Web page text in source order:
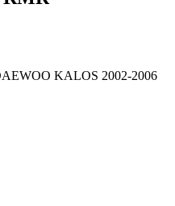
KALOS 2002-2006